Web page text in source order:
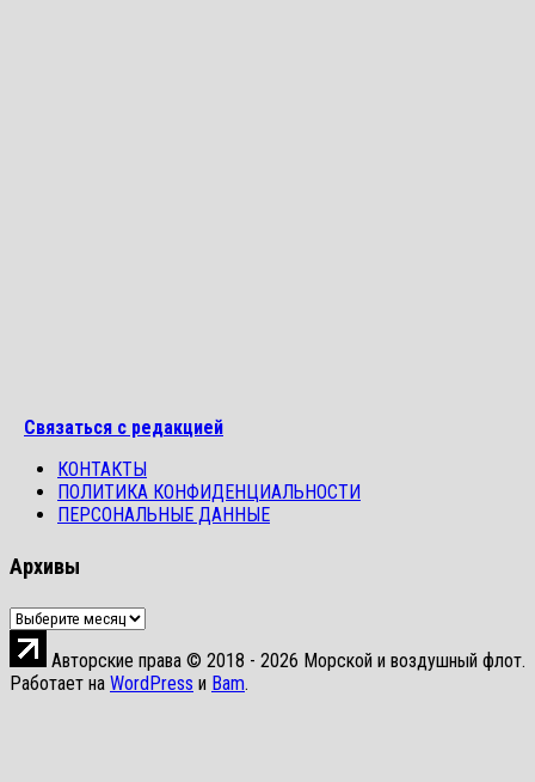
Связаться с редакцией
КОНТАКТЫ
ПОЛИТИКА КОНФИДЕНЦИАЛЬНОСТИ
ПЕРСОНАЛЬНЫЕ ДАННЫЕ
Архивы
Архивы
Авторские права © 2018 - 2026 Морской и воздушный флот.
Работает на WordPress и Bam.